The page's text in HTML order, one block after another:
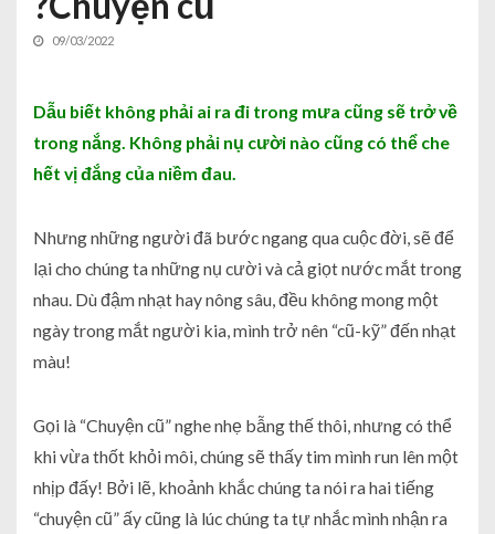
09/03/2022
Dẫu biết không phải ai ra đi trong mưa cũng sẽ trở về
trong nắng. Không phải nụ cười nào cũng có thể che
hết vị đắng của niềm đau.
Nhưng những người đã bước ngang qua cuộc đời, sẽ để
lại cho chúng ta những nụ cười và cả giọt nước mắt trong
nhau. Dù đậm nhạt hay nông sâu, đều không mong một
ngày trong mắt người kia, mình trở nên “cũ-kỹ” đến nhạt
màu!
Gọi là “Chuyện cũ” nghe nhẹ bẫng thế thôi, nhưng có thể
khi vừa thốt khỏi môi, chúng sẽ thấy tim mình run lên một
nhịp đấy! Bởi lẽ, khoảnh khắc chúng ta nói ra hai tiếng
“chuyện cũ” ấy cũng là lúc chúng ta tự nhắc mình nhận ra